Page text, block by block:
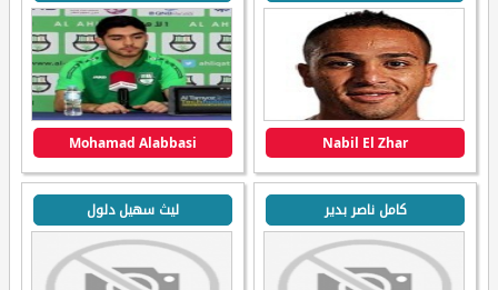
Nabil El Zhar
Mohamad Alabbasi
كامل ناصر بدير ليث سهيل دلول